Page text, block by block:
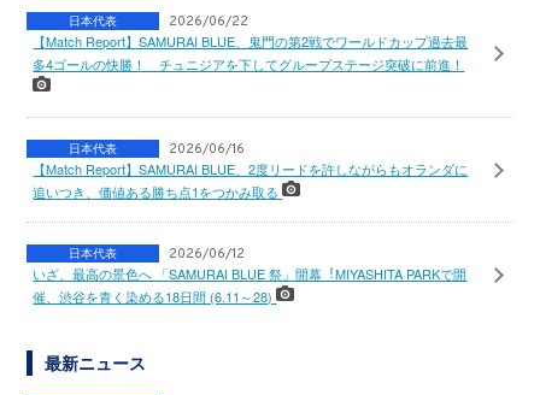
日本代表 2026/06/22
【Match Report】SAMURAI BLUE、鬼門の第2戦でワールドカップ過去最
多4ゴールの快勝！ チュニジアを下してグループステージ突破に前進！
日本代表 2026/06/16
【Match Report】SAMURAI BLUE、2度リードを許しながらもオランダに
追いつき、価値ある勝ち点1をつかみ取る
日本代表 2026/06/12
いざ、最高の景色へ 「SAMURAI BLUE 祭」開幕︕MIYASHITA PARKで開
催、渋谷を青く染める18日間 (6.11～28)
最新ニュース